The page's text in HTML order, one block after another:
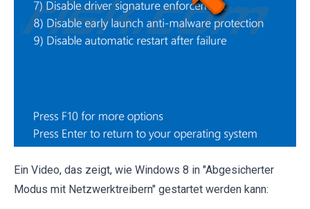
Ein Video, das zeigt, wie Windows 8 in "Abgesicherter
Modus mit Netzwerktreibern" gestartet werden kann: